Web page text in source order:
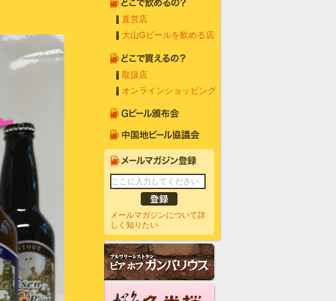
直営店
大山Gビールを飲める店
取扱店
オンラインショッピング
メールマガジンについて詳
しく知りたい